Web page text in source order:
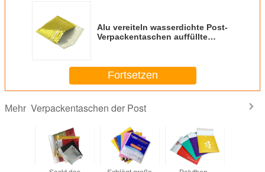
Alu vereiteln wasserdichte Post-
Verpackentaschen auffüllte
Fortsetzen
Mehr Verpackentaschen der Post